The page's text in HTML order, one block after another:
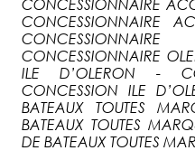
CONCESSIONNAIRE
CONCESSIONNAIRE
CONCESSIONNAIRE
ILE D’OLERON -
CONCESSION ILE
BATEAUX TOUTES
BATEAUX TOUTES
DE BATEAUX TOUTES